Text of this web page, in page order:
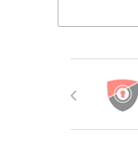
Brands